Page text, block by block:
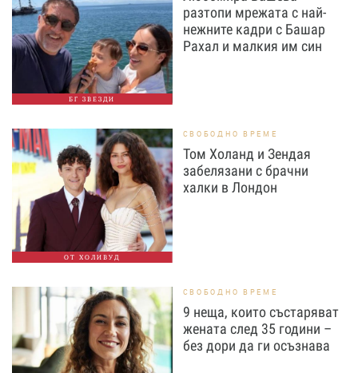
БГ ЗВЕЗДИ
разтопи мрежата с най-
нежните кадри с Башар
Рахал и малкия им син
ОТ ХОЛИВУД
СВОБОДНО ВРЕМЕ
Том Холанд и Зендая
забелязани с брачни
халки в Лондон
СВОБОДНО ВРЕМЕ
9 неща, които състаряват
жената след 35 години –
без дори да ги осъзнава